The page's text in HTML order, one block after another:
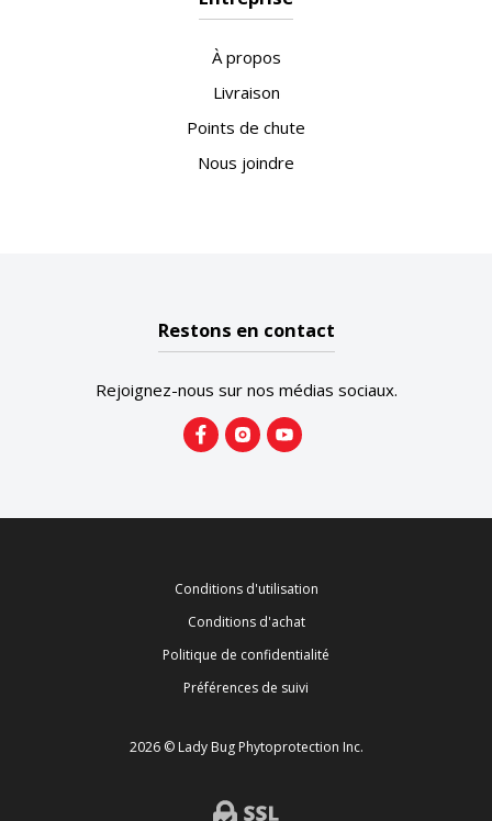
À propos
Livraison
Points de chute
Nous joindre
Restons en contact
Rejoignez-nous sur nos médias sociaux.
Conditions d'utilisation
Conditions d'achat
Politique de confidentialité
Préférences de suivi
2026 © Lady Bug Phytoprotection Inc.